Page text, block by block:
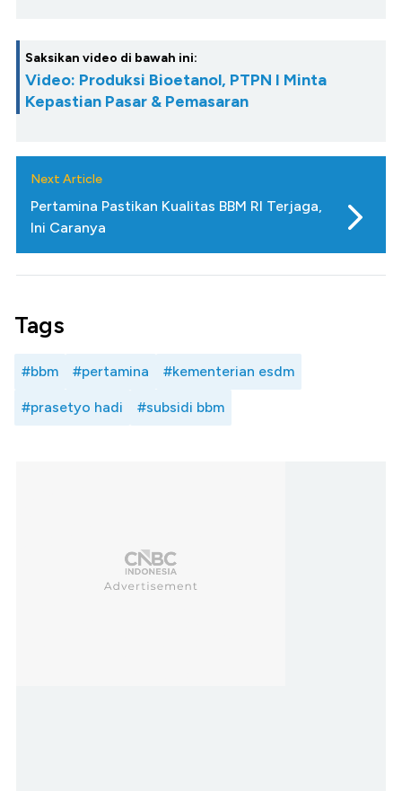
Saksikan video di bawah ini:
Video: Produksi Bioetanol, PTPN I Minta
Kepastian Pasar & Pemasaran
Next Article
Pertamina Pastikan Kualitas BBM RI Terjaga,
Ini Caranya
Tags
#bbm #pertamina #kementerian esdm
#prasetyo hadi #subsidi bbm